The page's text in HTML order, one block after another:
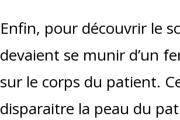
Enfin, pour découvrir le
devaient se munir d’un
sur le corps du patient.
disparaitre la peau du